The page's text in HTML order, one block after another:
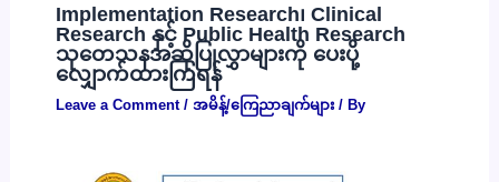
Implementation Research၊ Clinical
Research နှင့် Public Health Research
သုတေသနအဆိုပြုလွှာများကို ပေးပို့
လျှောက်ထားကြရန်
Leave a Comment / အမိန့်/ကြေညာချက်များ/ By